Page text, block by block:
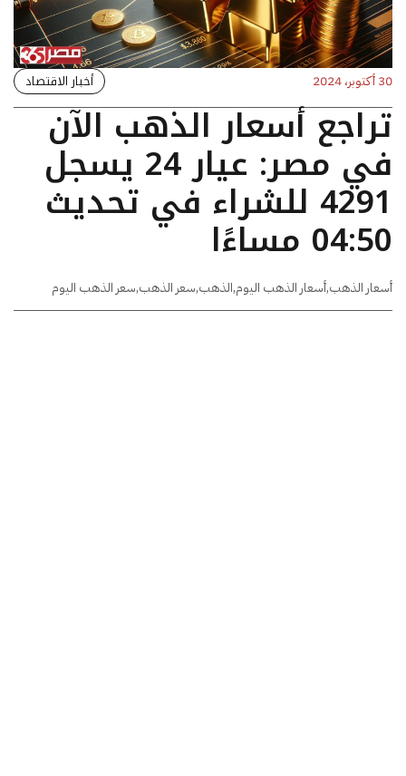
30 أكتوبر، 2024 أخبار الاقتصاد
تراجع أسعار الذهب الآن
في مصر: عيار 24 يسجل
4291 للشراء في تحديث
04:50 مساءًا
أسعار الذهب,أسعار الذهب اليوم,الذهب,سعر الذهب,سعر الذهب اليوم